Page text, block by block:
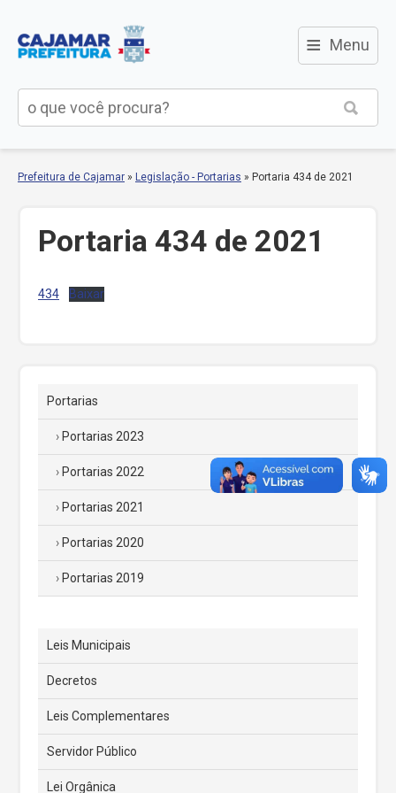
≡ Menu
Prefeitura de Cajamar » Legislação - Portarias » Portaria 434 de 2021
Portaria 434 de 2021
434 Baixar
Portarias
Portarias 2023
Portarias 2022
Portarias 2021
Portarias 2020
Portarias 2019
Leis Municipais
Decretos
Leis Complementares
Servidor Público
Lei Orgânica